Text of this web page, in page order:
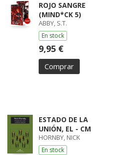
ROJO SANGRE
(MIND*CK 5)
ABBY, S.T.
En stock
9,95 €
Comprar
ESTADO DE LA
UNIÓN, EL - CM
HORNBY, NICK
En stock